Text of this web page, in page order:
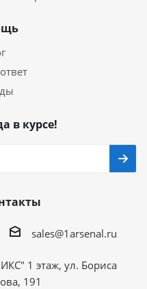
в курсе!
sales@1arsenal.ru
1 этаж, ул. Бориса
191